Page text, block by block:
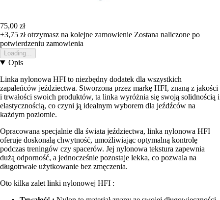
75,00 zł
+3,75 złotrzymasz na kolejne zamowienie Zostana naliczone po
potwierdzeniu zamowienia
Loading...
Opis
Linka nylonowa HFI to niezbędny dodatek dla wszystkich
zapaleńców jeździectwa. Stworzona przez markę HFI, znaną z jakości
i trwałości swoich produktów, ta linka wyróżnia się swoją solidnością i
elastycznością, co czyni ją idealnym wyborem dla jeźdźców na
każdym poziomie.
Opracowana specjalnie dla świata jeździectwa, linka nylonowa HFI
oferuje doskonałą chwytność, umożliwiając optymalną kontrolę
podczas treningów czy spacerów. Jej nylonowa tekstura zapewnia
dużą odporność, a jednocześnie pozostaje lekka, co pozwala na
długotrwałe użytkowanie bez zmęczenia.
Oto kilka zalet linki nylonowej HFI :